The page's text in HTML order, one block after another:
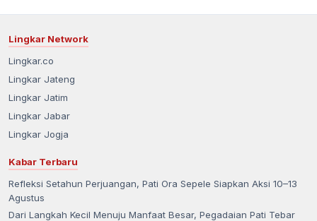
Lingkar Network
Lingkar.co
Lingkar Jateng
Lingkar Jatim
Lingkar Jabar
Lingkar Jogja
Kabar Terbaru
Refleksi Setahun Perjuangan, Pati Ora Sepele Siapkan Aksi 10–13
Agustus
Dari Langkah Kecil Menuju Manfaat Besar, Pegadaian Pati Tebar